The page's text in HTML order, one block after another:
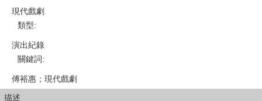
現代戲劇
類型:
演出紀錄
關鍵詞:
傅裕惠；現代戲劇
描述